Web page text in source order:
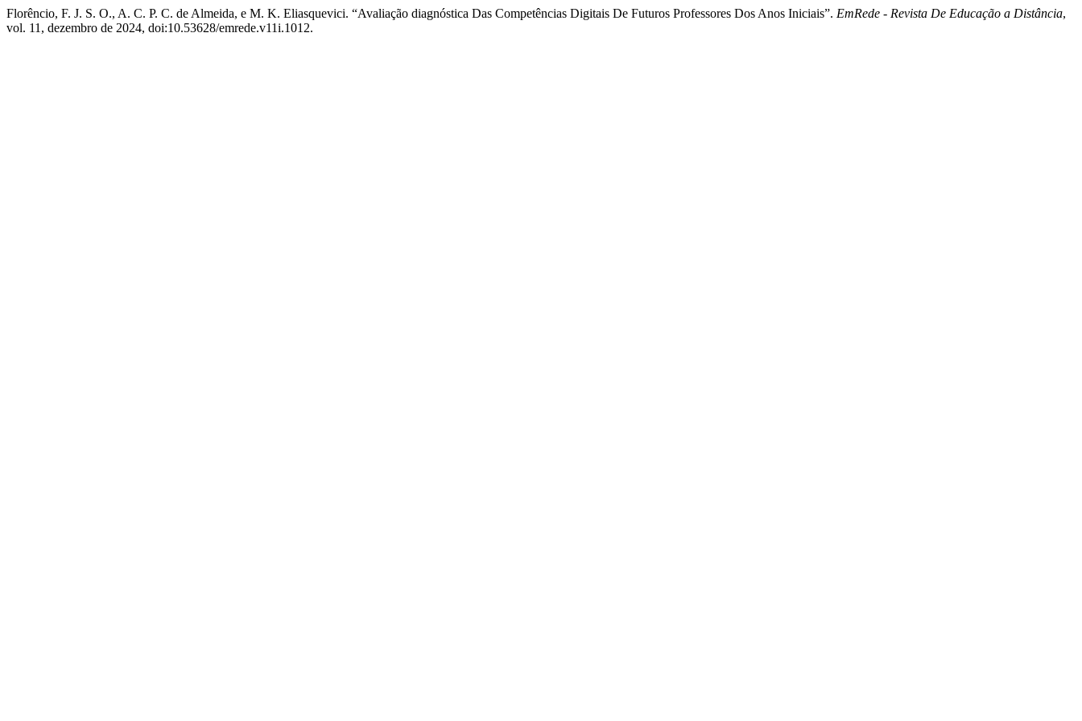
Florêncio, F. J. S. O., A. C. P. C. de Almeida, e M. K. Eliasquevici. “Avaliação diagnóstica Das Competências Digitais De Futuros Professores Dos Anos Iniciais”. EmRede - Revista De Educação a Distância,
vol. 11, dezembro de 2024, doi:10.53628/emrede.v11i.1012.